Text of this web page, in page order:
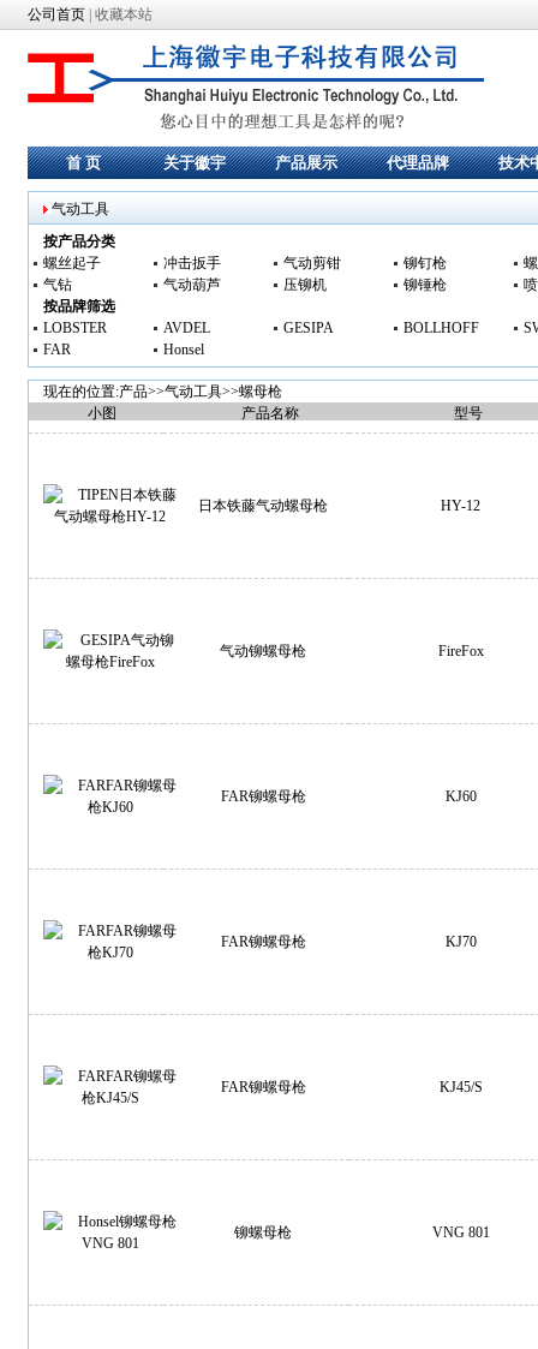
公司首页| 收藏本站
首 页 关于徽宇 产品展示 代理品牌 技术
气动工具
按产品分类
螺丝起子
冲击扳手 气动剪钳 铆钉枪
气钻
气动葫芦 压铆机 铆锤枪
按品牌筛选
LOBSTER
AVDEL GESIPA BOLLHOFF
FAR
Honsel
现在的位置:产品>>气动工具>>螺母枪
小图
产品名称 型号
日本铁藤气动螺母枪 HY-12
气动铆螺母枪 FireFox
FAR铆螺母枪 KJ60
FAR铆螺母枪 KJ70
FAR铆螺母枪 KJ45/S
铆螺母枪 VNG 801